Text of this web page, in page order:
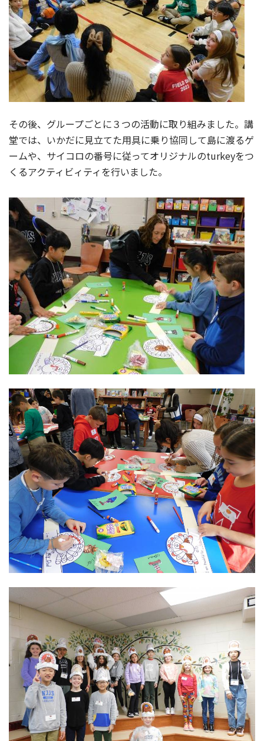
その後、グループごとに３つの活動に取り組みました。講
堂では、いかだに見立てた用具に乗り協同して島に渡るゲ
ームや、サイコロの番号に従ってオリジナルのturkeyをつ
くるアクティビィティを行いました。